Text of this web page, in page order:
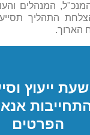
המנהלים
התהליך תסייע
הארוך.
ייעוץ
הפרטים